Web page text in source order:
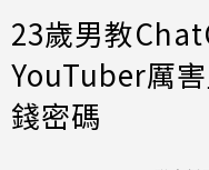
23歲男教
YouTuber厲
錢密碼